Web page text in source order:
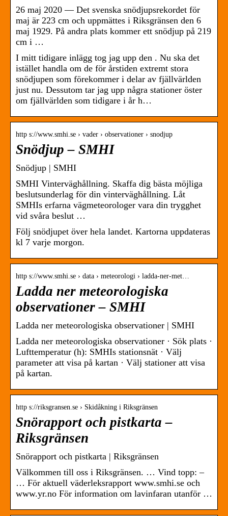
26 maj 2020 — Det svenska snödjupsrekordet för
maj är 223 cm och uppmättes i Riksgränsen den 6
maj 1929. På andra plats kommer ett snödjup på 219
cm i …
I mitt tidigare inlägg tog jag upp den . Nu ska det
istället handla om de för årstiden extremt stora
snödjupen som förekommer i delar av fjällvärlden
just nu. Dessutom tar jag upp några stationer öster
om fjällvärlden som tidigare i år h…
http s://www.smhi.se › vader › observationer › snodjup
Snödjup – SMHI
Snödjup | SMHI
SMHI Vinterväghållning. Skaffa dig bästa möjliga
beslutsunderlag för din vinterväghållning. Låt
SMHIs erfarna vägmeteorologer vara din trygghet
vid svåra beslut …
Följ snödjupet över hela landet. Kartorna uppdateras
kl 7 varje morgon.
http s://www.smhi.se › data › meteorologi › ladda-ner-met…
Ladda ner meteorologiska
observationer – SMHI
Ladda ner meteorologiska observationer | SMHI
Ladda ner meteorologiska observationer · Sök plats ·
Lufttemperatur (h): SMHIs stationsnät · Välj
parameter att visa på kartan · Välj stationer att visa
på kartan.
http s://riksgransen.se › Skidåkning i Riksgränsen
Snörapport och pistkarta –
Riksgränsen
Snörapport och pistkarta | Riksgränsen
Välkommen till oss i Riksgränsen. … Vind topp: –
… För aktuell väderleksrapport www.smhi.se och
www.yr.no För information om lavinfaran utanför …